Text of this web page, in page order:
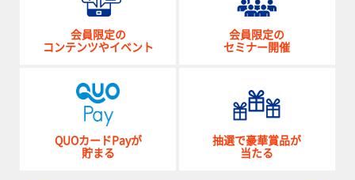
会員限定の
コンテンツやイベント
会員限定の
セミナー開催
QUOカードPayが
貯まる
抽選で豪華賞品が
当たる